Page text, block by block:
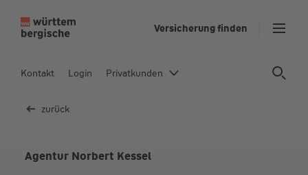
In
Versicherung finden
Kontakt Login Privatkunden
zurück
Agentur Norbert Kessel